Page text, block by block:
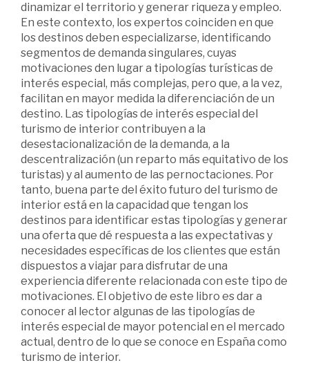
dinamizar el territorio y generar riqueza y empleo.
En este contexto, los expertos coinciden en que
los destinos deben especializarse, identificando
segmentos de demanda singulares, cuyas
motivaciones den lugar a tipologías turísticas de
interés especial, más complejas, pero que, a la vez,
facilitan en mayor medida la diferenciación de un
destino. Las tipologías de interés especial del
turismo de interior contribuyen a la
desestacionalización de la demanda, a la
descentralización (un reparto más equitativo de los
turistas) y al aumento de las pernoctaciones. Por
tanto, buena parte del éxito futuro del turismo de
interior está en la capacidad que tengan los
destinos para identificar estas tipologías y generar
una oferta que dé respuesta a las expectativas y
necesidades específicas de los clientes que están
dispuestos a viajar para disfrutar de una
experiencia diferente relacionada con este tipo de
motivaciones. El objetivo de este libro es dar a
conocer al lector algunas de las tipologías de
interés especial de mayor potencial en el mercado
actual, dentro de lo que se conoce en España como
turismo de interior.